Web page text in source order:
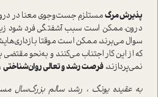
پذیرش مرگمستلزم جست‌وجوی معنا در
درون، ممکن است سبب آشفتگی فرد شود
سوال می‌برند، ممکن است موقتا
که از این کار اجتناب می‌کنند و به‌نحو
نمی‌پردازند، فرصت رشد و تعالی روان‌شناختی
به عقیده یونگ ، رشد سالم بزرگ‌سال